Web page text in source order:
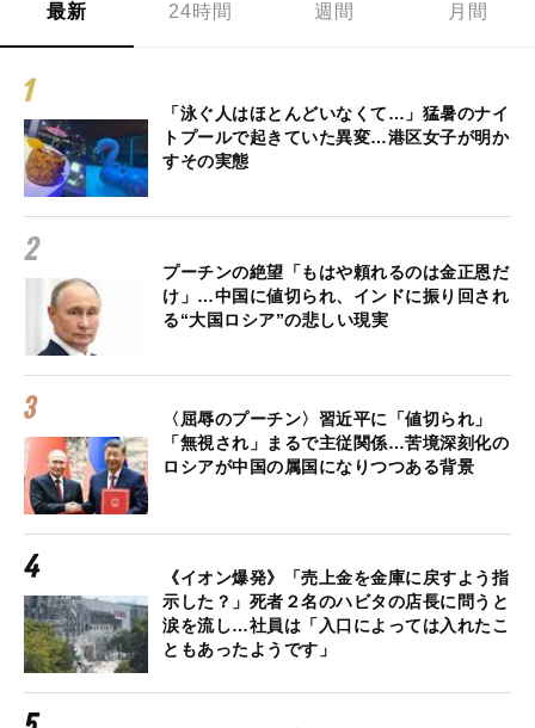
最新 24時間 週間 月間
「泳ぐ人はほとんどいなくて…」猛暑のナイ
トプールで起きていた異変…港区女子が明か
すその実態
プーチンの絶望「もはや頼れるのは金正恩だ
け」…中国に値切られ、インドに振り回され
る“大国ロシア”の悲しい現実
〈屈辱のプーチン〉習近平に「値切られ」
「無視され」まるで主従関係…苦境深刻化の
ロシアが中国の属国になりつつある背景
《イオン爆発》「売上金を金庫に戻すよう指
示した？」死者２名のハビタの店長に問うと
涙を流し…社員は「入口によっては入れたこ
ともあったようです」